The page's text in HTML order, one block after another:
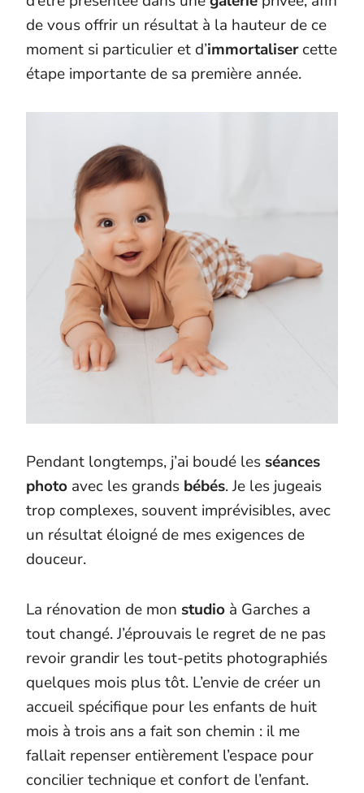
de vous offrir un résultat à la hauteur de ce
moment si particulier et d’immortalisercette
étape importante de sa première année.
Pendant longtemps, j’ai boudé les séances
photo avec les grands bébés. Je les jugeais
trop complexes, souvent imprévisibles, avec
un résultat éloigné de mes exigences de
douceur.
La rénovation de mon studio à Garches a
tout changé. J’éprouvais le regret de ne pas
revoir grandir les tout-petits photographiés
quelques mois plus tôt. L’envie de créer un
accueil spécifique pour les enfants de huit
mois à trois ans a fait son chemin : il me
fallait repenser entièrement l’espace pour
concilier technique et confort de l’enfant.